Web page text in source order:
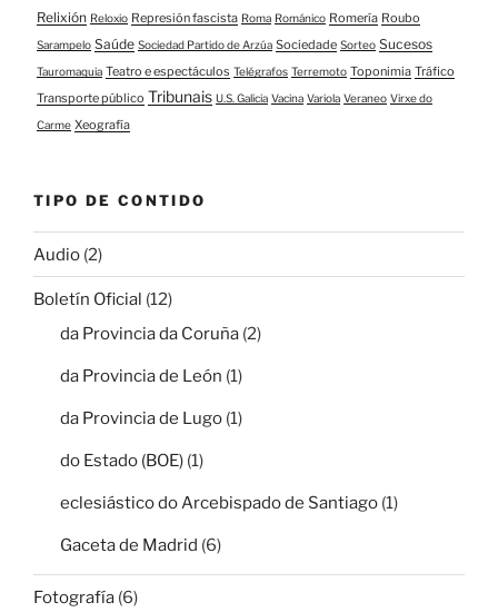
Relixión Reloxio Represión fascista Roma Románico Romería Roubo
Sarampelo Saúde Sociedad Partido de Arzúa Sociedade Sorteo Sucesos
Tauromaquia Teatro e espectáculos Telégrafos Terremoto Toponimia Tráfico
Transporte público Tribunais U.S. Galicia Vacina Variola Veraneo Virxe do
Carme Xeografía
TIPO DE CONTIDO
Audio (2)
Boletín Oficial (12)
da Provincia da Coruña (2)
da Provincia de León (1)
da Provincia de Lugo (1)
do Estado (BOE) (1)
eclesiástico do Arcebispado de Santiago (1)
Gaceta de Madrid (6)
Fotografía (6)